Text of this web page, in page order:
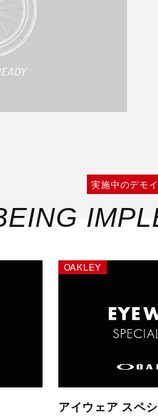
実施中のデモ
OAKLEY
アイウェア スペ